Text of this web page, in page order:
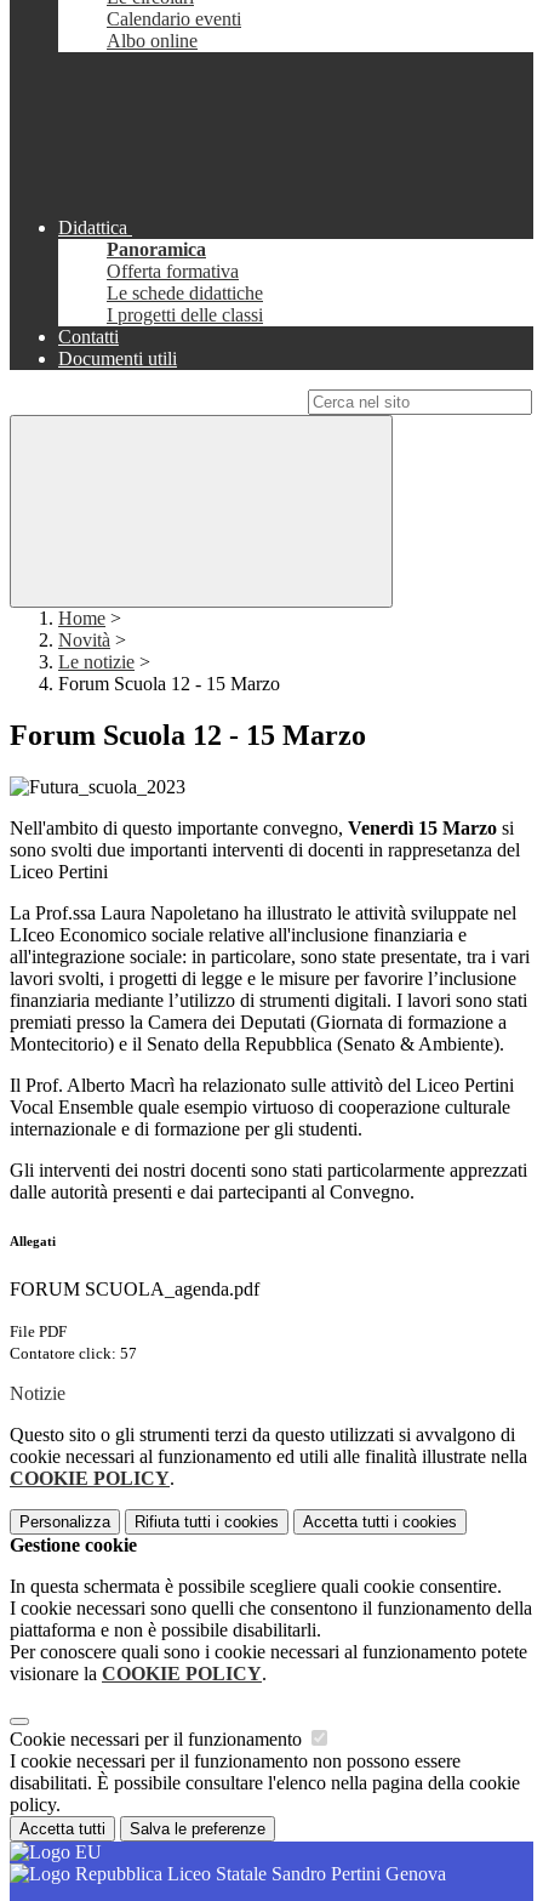
Calendario eventi
Albo online
Didattica
Panoramica
Offerta formativa
Le schede didattiche
I progetti delle classi
Contatti
Documenti utili
Home >
Novità >
Le notizie >
Forum Scuola 12 - 15 Marzo
Forum Scuola 12 - 15 Marzo
Nell'ambito di questo importante convegno, Venerdì 15 Marzo si
sono svolti due importanti interventi di docenti in rappresetanza del
Liceo Pertini
La Prof.ssa Laura Napoletano ha illustrato le attività sviluppate nel
LIceo Economico sociale relative all'inclusione finanziaria e
all'integrazione sociale: in particolare, sono state presentate, tra i vari
lavori svolti, i progetti di legge e le misure per favorire l’inclusione
finanziaria mediante l’utilizzo di strumenti digitali. I lavori sono stati
premiati presso la Camera dei Deputati (Giornata di formazione a
Montecitorio) e il Senato della Repubblica (Senato & Ambiente).
Il Prof. Alberto Macrì ha relazionato sulle attivitò del Liceo Pertini
Vocal Ensemble quale esempio virtuoso di cooperazione culturale
internazionale e di formazione per gli studenti.
Gli interventi dei nostri docenti sono stati particolarmente apprezzati
dalle autorità presenti e dai partecipanti al Convegno.
Allegati
FORUM SCUOLA_agenda.pdf
File PDF
Contatore click: 57
Notizie
Questo sito o gli strumenti terzi da questo utilizzati si avvalgono di
cookie necessari al funzionamento ed utili alle finalità illustrate nella
COOKIE POLICY.
Personalizza Rifiuta tutti i cookies Accetta tutti i cookies
Gestione cookie
In questa schermata è possibile scegliere quali cookie consentire.
I cookie necessari sono quelli che consentono il funzionamento della
piattaforma e non è possibile disabilitarli.
Per conoscere quali sono i cookie necessari al funzionamento potete
visionare la COOKIE POLICY.
Cookie necessari per il funzionamento
I cookie necessari per il funzionamento non possono essere
disabilitati. È possibile consultare l'elenco nella pagina della cookie
policy.
Accetta tutti Salva le preferenze
Liceo Statale Sandro Pertini Genova